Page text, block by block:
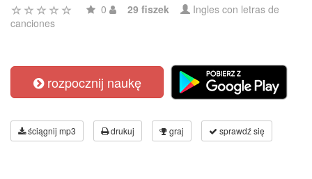
0 29 fiszek
Ingles con letras de
canciones
rozpocznij naukę
ściągnij mp3 drukuj graj sprawdź się